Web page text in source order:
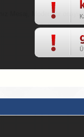
Mesaj, Moderatör